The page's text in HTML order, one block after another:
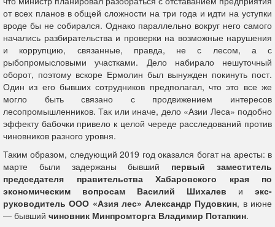
от всех планов в общей сложности на три года и идти на уступки
вроде бы не собирался. Однако параллельно вокруг него самого
начались разбирательства и проверки на возможные нарушения
и коррупцию, связанные, правда, не с лесом, а с
рыбопромысловыми участками. Дело набирало нешуточный
оборот, поэтому вскоре Ермолин был вынужден покинуть пост.
Один из его бывших сотрудников предполагал, что это все же
могло быть связано с продвижением интересов
лесопромышленников. Так или иначе, дело «Азии Леса» подобно
эффекту бабочки привело к целой череде расследований против
чиновников разного уровня.
Таким образом, следующий 2019 год оказался богат на аресты: в
марте были задержаны бывший первый заместитель
председателя правительства Хабаровского края по
экономическим вопросам Василий Шихалев и экс-
руководитель ООО «Азия лес» Александр Пудовкин, в июне
— бывший чиновник Минпромторга Владимир Потапкин.